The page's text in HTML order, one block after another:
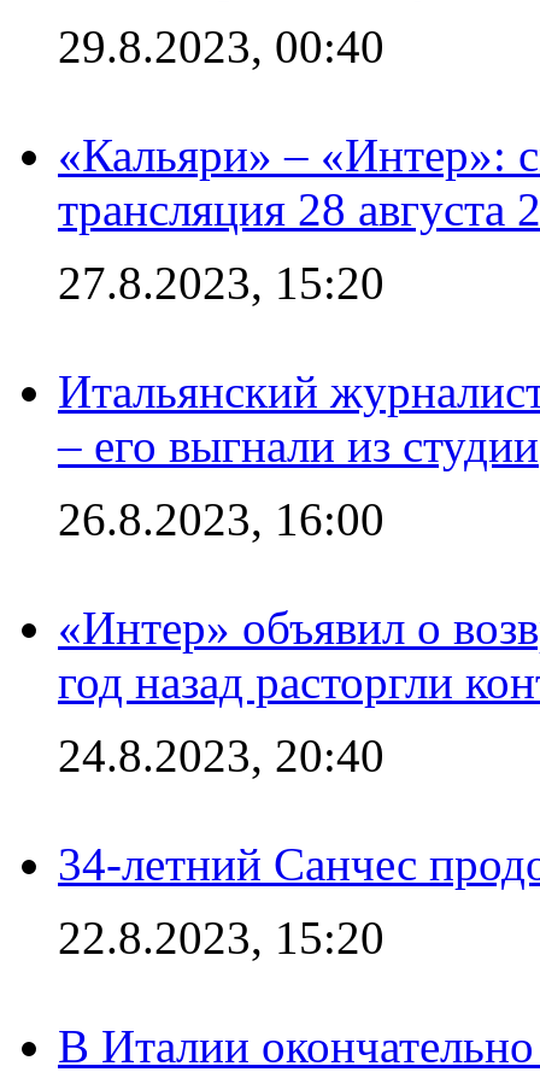
29.8.2023, 00:40
«Кальяри» – «Интер»:
трансляция 28 августа
27.8.2023, 15:20
Итальянский
– его выгнали из студии
26.8.2023, 16:00
«Интер» объявил о
год назад расторгли
24.8.2023, 20:40
34-летний Санчес
22.8.2023, 15:20
В Италии